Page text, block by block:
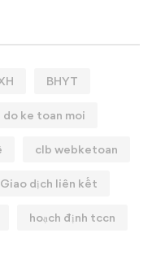
BHYT
do ke toan moi
clb webketoan
Giao dịch liên kết
hoạch định tccn